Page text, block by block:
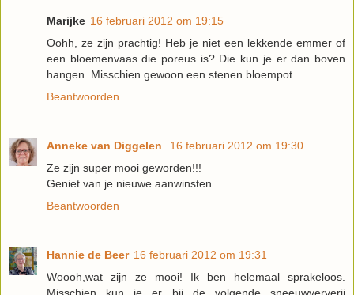
Marijke 16 februari 2012 om 19:15
Oohh, ze zijn prachtig! Heb je niet een lekkende emmer of
een bloemenvaas die poreus is? Die kun je er dan boven
hangen. Misschien gewoon een stenen bloempot.
Beantwoorden
Anneke van Diggelen
16 februari 2012 om 19:30
Ze zijn super mooi geworden!!!
Geniet van je nieuwe aanwinsten
Beantwoorden
Hannie de Beer 16 februari 2012 om 19:31
Woooh,wat zijn ze mooi! Ik ben helemaal sprakeloos.
Misschien kun je er bij de volgende sneeuwververij